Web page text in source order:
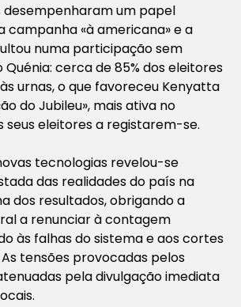
desempenharam um papel
campanha «à americana» e a
numa participação sem
cerca de 85% dos eleitores
urnas, o que favoreceu Kenyatta
do Jubileu», mais ativa no
seus eleitores a registarem-se.
tecnologias revelou-se
das realidades do país na
dos resultados, obrigando a
a renunciar à contagem
às falhas do sistema e aos cortes
tensões provocadas pelos
pela divulgação imediata